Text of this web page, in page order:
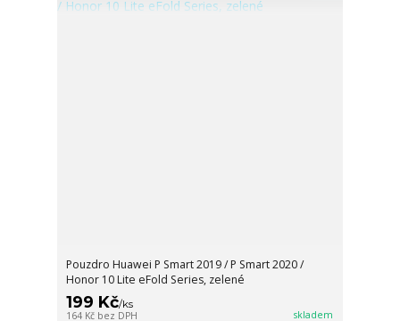
Pouzdro Huawei P Smart 2019 / P Smart 2020 /
Honor 10 Lite eFold Series, zelené
199 Kč/ks
164 Kč bez DPH skladem